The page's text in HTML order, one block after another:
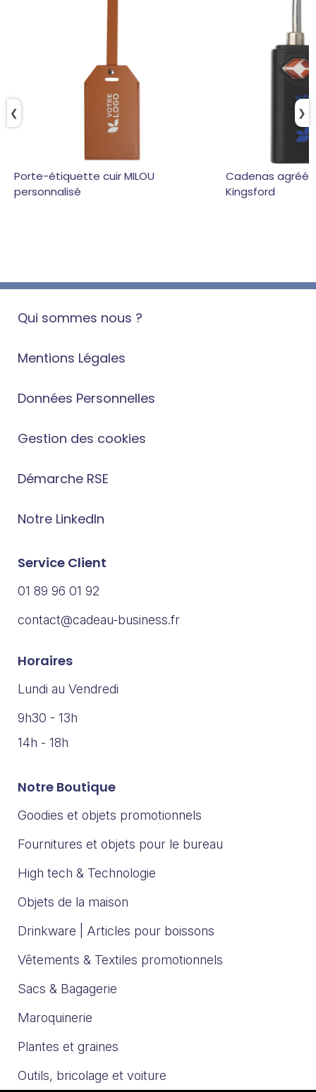
Porte-étiquette cuir MILOU
personnalisé
Cadenas agréé
Kingsford
❯
❮
Qui sommes nous ?
Mentions Légales
Données Personnelles
Gestion des cookies
Démarche RSE
Notre LinkedIn
Service Client
01 89 96 01 92
contact@cadeau-business.fr
Horaires
Lundi au Vendredi
9h30 - 13h
14h - 18h
Notre Boutique
Goodies et objets promotionnels
Fournitures et objets pour le bureau
High tech & Technologie
Objets de la maison
Drinkware | Articles pour boissons
Vêtements & Textiles promotionnels
Sacs & Bagagerie
Maroquinerie
Plantes et graines
Outils, bricolage et voiture